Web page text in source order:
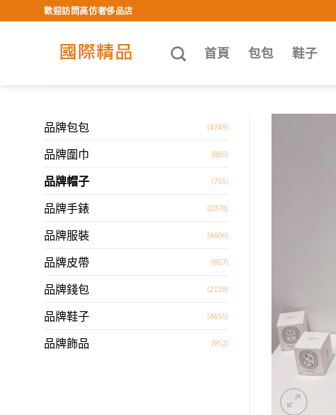
to
歡迎訪問高仿奢侈品店
首頁 包包 鞋子
品牌包包 (4749)
品牌圍巾 (885)
品牌帽子 (755)
品牌手錶 (2378)
品牌服裝 (4606)
品牌皮帶 (957)
品牌錢包 (2128)
品牌鞋子 (4655)
品牌飾品 (952)